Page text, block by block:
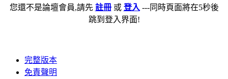
您還不是論壇會員,請先 註冊或 登入 ---同時頁面將在5秒後
跳到登入界面!
完整版本
免責聲明